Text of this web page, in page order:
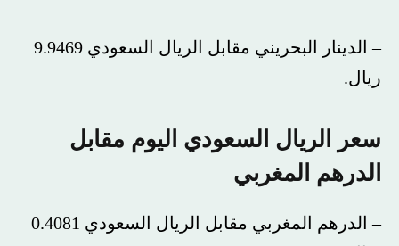
– الدينار البحريني مقابل الريال السعودي 9.9469
ريال.
سعر الريال السعودي اليوم مقابل
الدرهم المغربي
– الدرهم المغربي مقابل الريال السعودي 0.4081